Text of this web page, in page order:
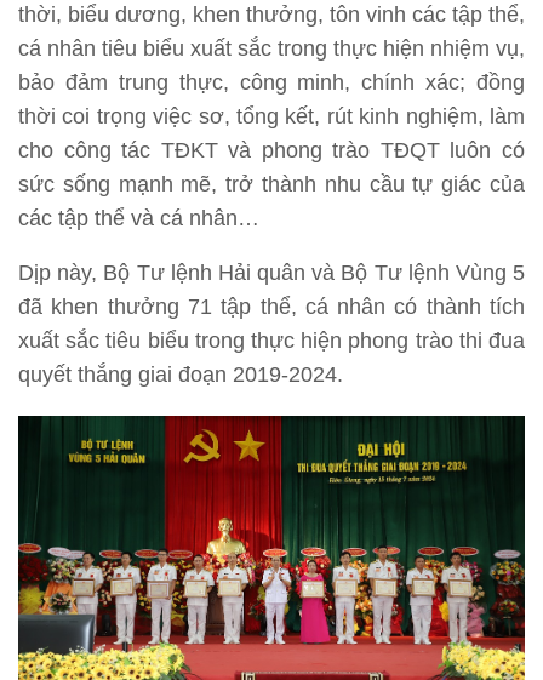
thời, biểu dương, khen thưởng, tôn vinh các tập thể,
cá nhân tiêu biểu xuất sắc trong thực hiện nhiệm vụ,
bảo đảm trung thực, công minh, chính xác; đồng
thời coi trọng việc sơ, tổng kết, rút kinh nghiệm, làm
cho công tác TĐKT và phong trào TĐQT luôn có
sức sống mạnh mẽ, trở thành nhu cầu tự giác của
các tập thể và cá nhân…
Dịp này, Bộ Tư lệnh Hải quân và Bộ Tư lệnh Vùng 5
đã khen thưởng 71 tập thể, cá nhân có thành tích
xuất sắc tiêu biểu trong thực hiện phong trào thi đua
quyết thắng giai đoạn 2019-2024.